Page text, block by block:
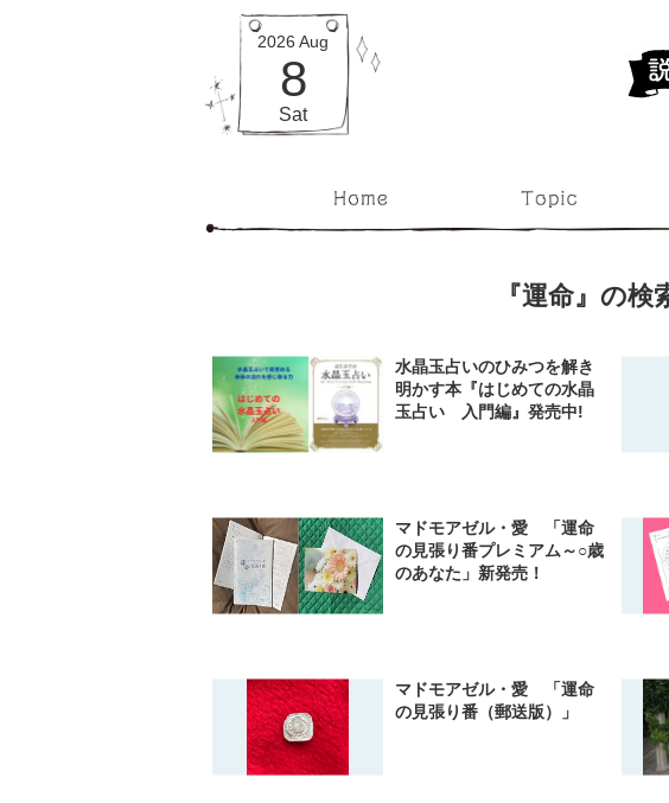
2026 Aug
8
Sat
『運命』の検
水晶玉占いのひみつを解き
明かす本『はじめての水晶
玉占い 入門編』発売中!
マドモアゼル・愛 「運命
の見張り番プレミアム～○歳
のあなた」新発売！
マドモアゼル・愛 「運命
の見張り番（郵送版）」